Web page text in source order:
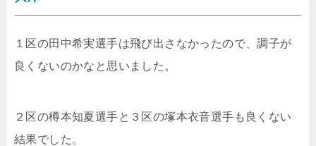
１区の田中希実選手は飛び出さなかったので、調子が
良くないのかなと思いました。
２区の樽本知夏選手と３区の塚本衣音選手も良くない
結果でした。